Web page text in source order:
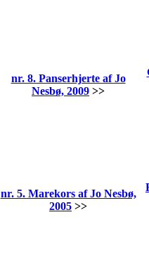
nr. 8. Panserhjerte af Jo
Nesbø, 2009 >>
nr. 5. Marekors af Jo Nesbø,
2005 >>